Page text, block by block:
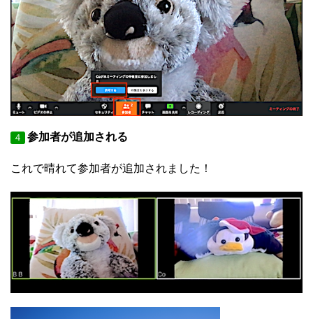
４ 参加者が追加される
これで晴れて参加者が追加されました！